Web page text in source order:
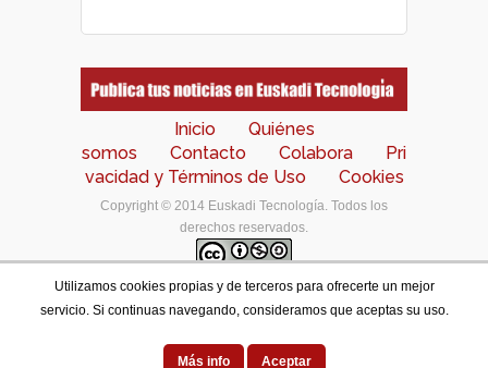
Inicio
Quiénes
somos
Contacto Colabora
Pri
vacidad y Términos de Uso
Cookies
Copyright © 2014 Euskadi Tecnología. Todos los
derechos reservados.
Los contenidos de este portal están bajo unalicencia
de Creative Commons Reconocimiento-NoComercial-
Designed by
Utilizamos cookies propias y de terceros para ofrecerte un mejor
servicio. Si continuas navegando, consideramos que aceptas su uso.
Más info Aceptar